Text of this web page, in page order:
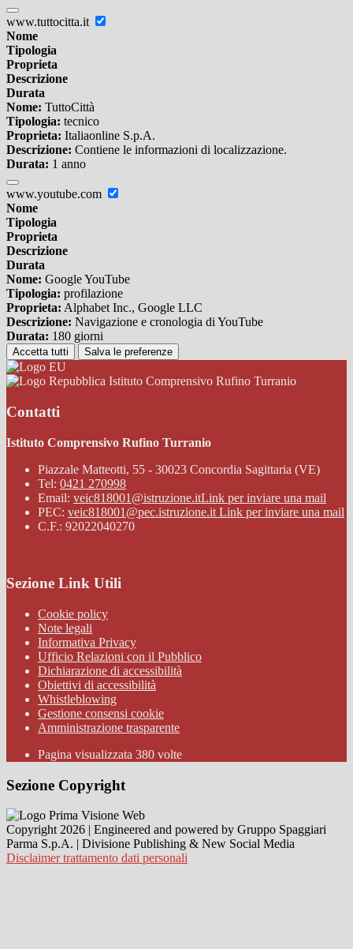
www.tuttocitta.it
Nome
Tipologia
Proprieta
Descrizione
Durata
Nome: TuttoCittà
Tipologia: tecnico
Proprieta: Italiaonline S.p.A.
Descrizione: Contiene le informazioni di localizzazione.
Durata: 1 anno
www.youtube.com
Nome
Tipologia
Proprieta
Descrizione
Durata
Nome: Google YouTube
Tipologia: profilazione
Proprieta: Alphabet Inc., Google LLC
Descrizione: Navigazione e cronologia di YouTube
Durata: 180 giorni
Accetta tutti Salva le preferenze
Istituto Comprensivo Rufino Turranio
Contatti
Istituto Comprensivo Rufino Turranio
Piazzale Matteotti, 55 - 30023 Concordia Sagittaria (VE)
Tel: 0421 270998
Email: veic818001@istruzione.itLink per inviare una mail
PEC: veic818001@pec.istruzione.it Link per inviare una mail
C.F.: 92022040270
Sezione Link Utili
Cookie policy
Note legali
Informativa Privacy
Ufficio Relazioni con il Pubblico
Dichiarazione di accessibilità
Obiettivi di accessibilità
Whistleblowing
Gestione consensi cookie
Amministrazione trasparente
Pagina visualizzata 380 volte
Sezione Copyright
Copyright 2026 | Engineered and powered by Gruppo Spaggiari
Parma S.p.A. | Divisione Publishing & New Social Media
Disclaimer trattamento dati personali